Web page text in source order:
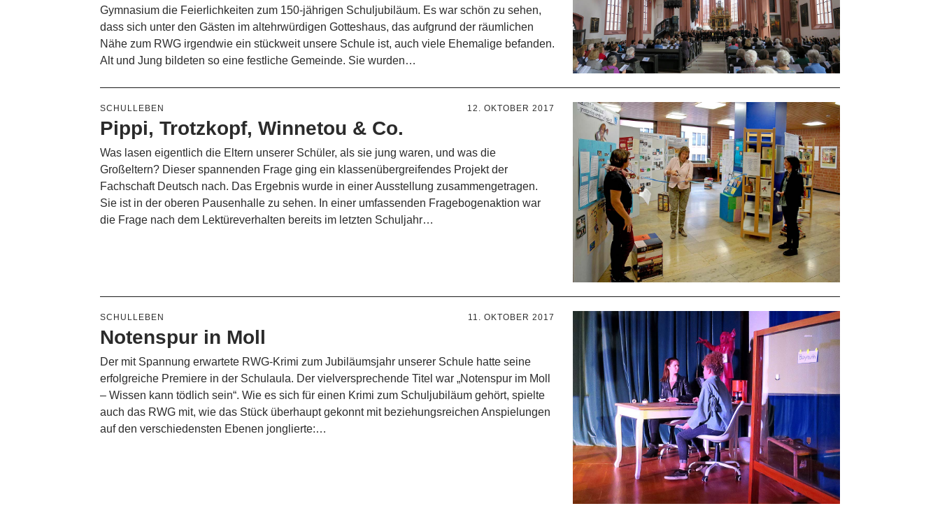
Gymnasium die Feierlichkeiten zum 150-jährigen Schuljubiläum. Es war schön zu sehen,
dass sich unter den Gästen im altehrwürdigen Gotteshaus, das aufgrund der räumlichen
Nähe zum RWG irgendwie ein stückweit unsere Schule ist, auch viele Ehemalige befanden.
Alt und Jung bildeten so eine festliche Gemeinde. Sie wurden…
SCHULLEBEN 12. OKTOBER 2017
Pippi, Trotzkopf, Winnetou & Co.
Was lasen eigentlich die Eltern unserer Schüler, als sie jung waren, und was die
Großeltern? Dieser spannenden Frage ging ein klassenübergreifendes Projekt der
Fachschaft Deutsch nach. Das Ergebnis wurde in einer Ausstellung zusammengetragen.
Sie ist in der oberen Pausenhalle zu sehen. In einer umfassenden Fragebogenaktion war
die Frage nach dem Lektüreverhalten bereits im letzten Schuljahr…
SCHULLEBEN 11. OKTOBER 2017
Notenspur in Moll
Der mit Spannung erwartete RWG-Krimi zum Jubiläumsjahr unserer Schule hatte seine
erfolgreiche Premiere in der Schulaula. Der vielversprechende Titel war „Notenspur im Moll
– Wissen kann tödlich sein“. Wie es sich für einen Krimi zum Schuljubiläum gehört, spielte
auch das RWG mit, wie das Stück überhaupt gekonnt mit beziehungsreichen Anspielungen
auf den verschiedensten Ebenen jonglierte:…